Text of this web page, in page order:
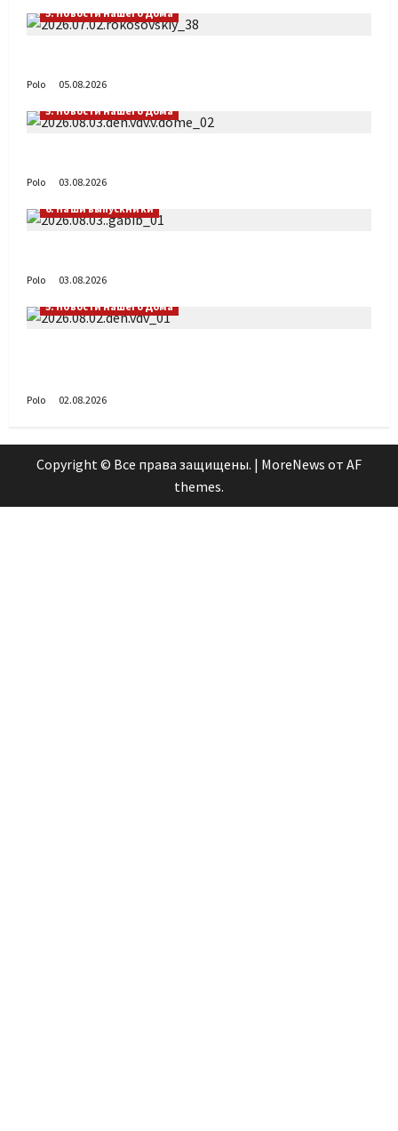
5. Новости нашего Дома
Polo
05.08.2026
5. Новости нашего Дома
Polo
03.08.2026
6. Наши выпускники
Polo
03.08.2026
5. Новости нашего Дома
Polo 02.08.2026
Copyright © Все права защищены. | MoreNews от AF
themes.